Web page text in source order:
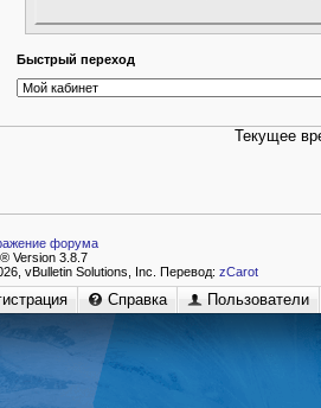
Быстрый переход
Текущее
форума
Version 3.8.7
vBulletin Solutions, Inc. Перевод: zCarot
Справка Пользователи